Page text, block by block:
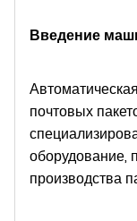
Введение
почтовых
оборудование,
производства